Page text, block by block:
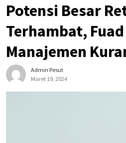
Potensi Besar
Terhambat,
Manajemen
Admin Pesut
Maret 19, 2024